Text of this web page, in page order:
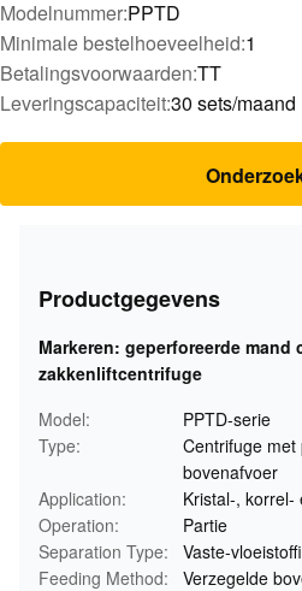
Modelnummer:PPTD
Minimale bestelhoeveelheid:1
Betalingsvoorwaarden:TT
Leveringscapaciteit:30 sets/maand
Productgegevens
Markeren: geperforeerde mand
zakkenliftcentrifuge
Model:
PPTD-serie
Type:
Centrifuge met
bovenafvoer
Application:
Kristal-,
Operation:
Partie
Separation Type:
Vaste-
Feeding Method:
Verzegelde